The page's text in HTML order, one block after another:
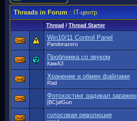
Threads in Forum: IT-центр
Thread / Thread Starter
Win10/11 Control Panel
Pandorazero
Проблемка со звуком
КамАЗ
Хранение и обмен файлами
Rad
Фотохостинг радикал заражен
[BC]afGun
голосовая революция